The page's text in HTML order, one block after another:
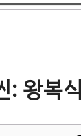
왕복